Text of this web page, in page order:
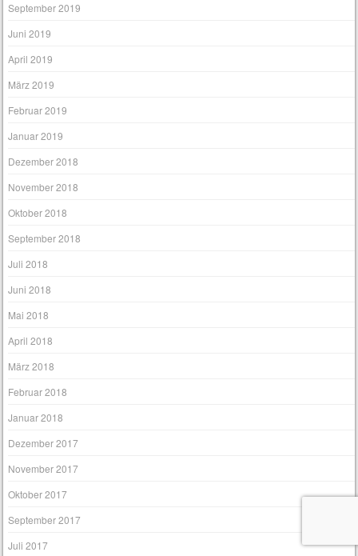
September 2019
Juni 2019
April 2019
März 2019
Februar 2019
Januar 2019
Dezember 2018
November 2018
Oktober 2018
September 2018
Juli 2018
Juni 2018
Mai 2018
April 2018
März 2018
Februar 2018
Januar 2018
Dezember 2017
November 2017
Oktober 2017
September 2017
Juli 2017